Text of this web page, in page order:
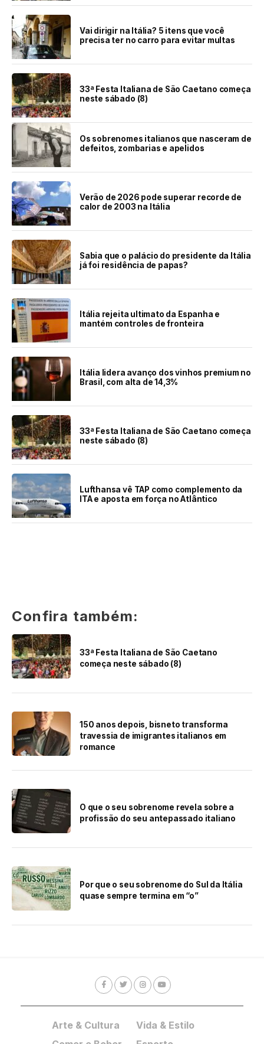
Vai dirigir na Itália? 5 itens que você
precisa ter no carro para evitar multas
33ª Festa Italiana de São Caetano começa
neste sábado (8)
Os sobrenomes italianos que nasceram de
defeitos, zombarias e apelidos
Verão de 2026 pode superar recorde de
calor de 2003 na Itália
Sabia que o palácio do presidente da Itália
já foi residência de papas?
Itália rejeita ultimato da Espanha e
mantém controles de fronteira
Itália lidera avanço dos vinhos premium no
Brasil, com alta de 14,3%
33ª Festa Italiana de São Caetano começa
neste sábado (8)
Lufthansa vê TAP como complemento da
ITA e aposta em força no Atlântico
Confira também:
33ª Festa Italiana de São Caetano
começa neste sábado (8)
150 anos depois, bisneto transforma
travessia de imigrantes italianos em
romance
O que o seu sobrenome revela sobre a
profissão do seu antepassado italiano
Por que o seu sobrenome do Sul da Itália
quase sempre termina em “o”
Arte & Cultura
Vida & Estilo